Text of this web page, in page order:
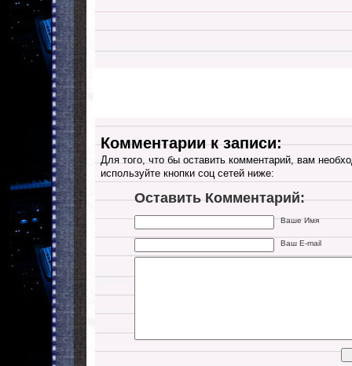
Комментарии к записи:
Для того, что бы оставить комментарий, вам
используйте кнопки соц сетей ниже:
Оставить Комментарий:
Ваше Имя
Ваш E-mail